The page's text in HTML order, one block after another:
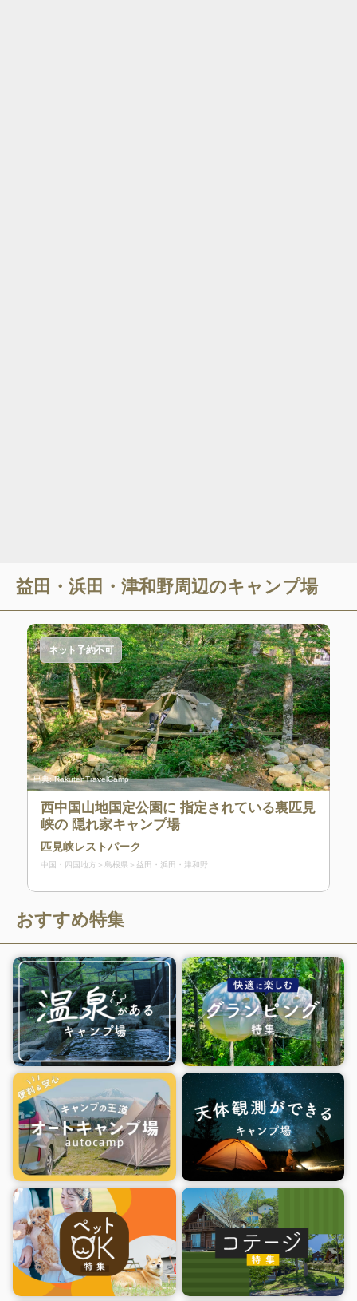
益田・浜田・津和野周辺のキャンプ場
出典:RakutenTravelCamp
ネット予約不可
西中国山地国定公園に 指定されている裏匹見
峡の 隠れ家キャンプ場
匹見峡レストパーク
中国・四国地方 島根県 益田・浜田・津和野
おすすめ特集